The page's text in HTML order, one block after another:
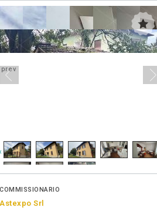
prev
COMMISSIONARIO
Astexpo Srl